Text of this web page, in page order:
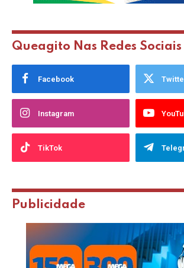
Queagito Nas Redes Sociais
Facebook
Instagram
TikTok
Publicidade